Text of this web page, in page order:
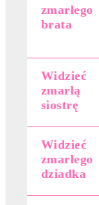
zmarłego
brata
Widzieć
zmarłą
siostrę
Widzieć
zmarłego
dziadka